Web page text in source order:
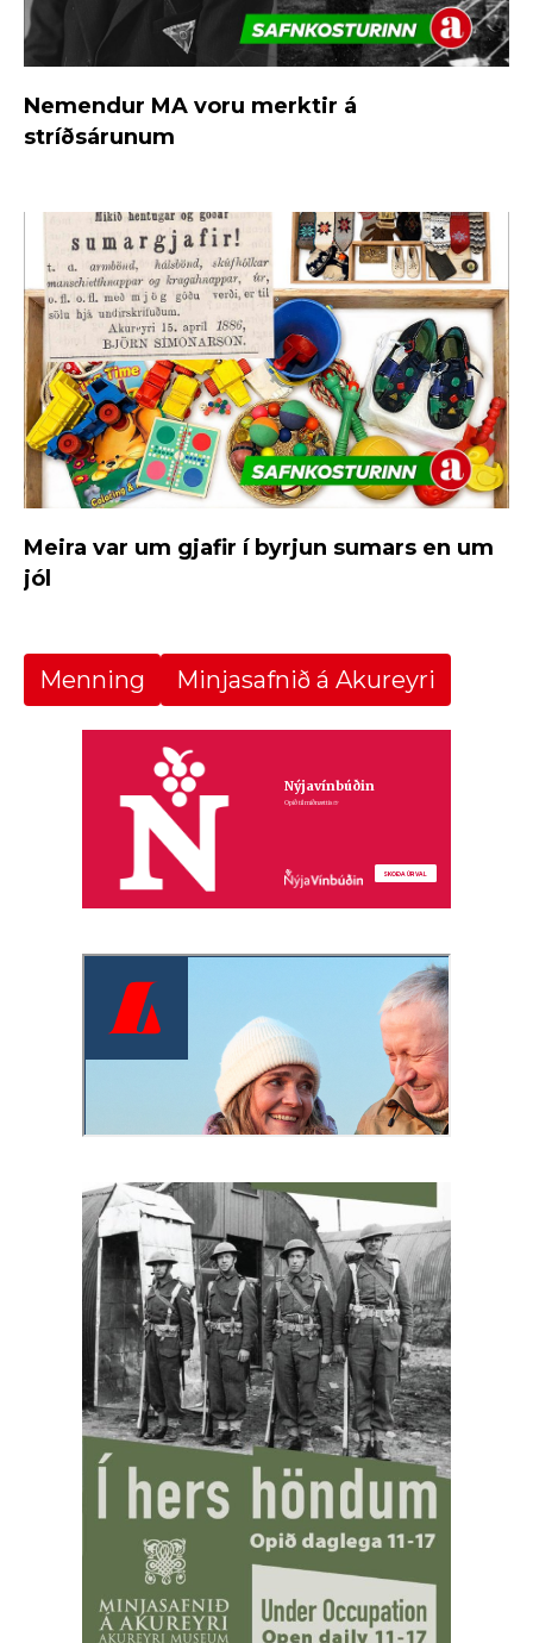
Nemendur MA voru merktir á
stríðsárunum
Meira var um gjafir í byrjun sumars en um
jól
Menning Minjasafnið á Akureyri